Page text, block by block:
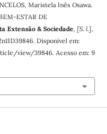
Maristela Inês Osawa.
ESTAR DE
Extensão & Sociedade, [S. l.],
Disponível em:
view/39846. Acesso em: 9